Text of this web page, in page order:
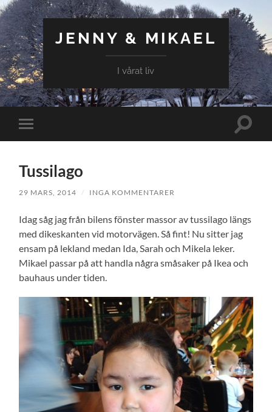
JENNY & MIKAEL
I vårat liv
Slå
på/av
Slå
Tussilago
29 MARS, 2014 / INGA KOMMENTARER
Idag såg jag från bilens fönster massor av tussilago längs
med dikeskanten vid motorvägen. Så fint! Nu sitter jag
ensam på lekland medan Ida, Sarah och Mikela leker.
Mikael passar på att handla några småsaker på Ikea och
bauhaus under tiden.